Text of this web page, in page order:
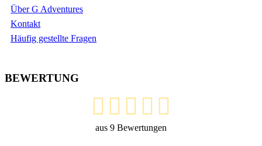
Über G Adventures
Kontakt
Häufig gestellte Fragen
BEWERTUNG
aus 9 Bewertungen